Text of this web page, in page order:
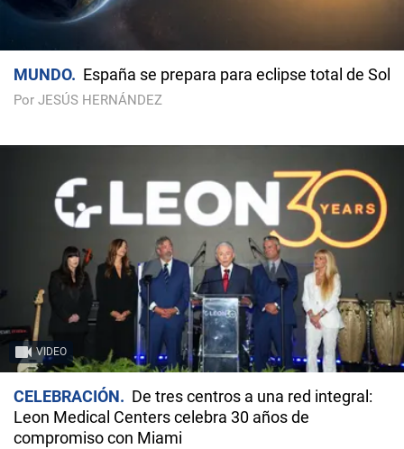
MUNDO España se prepara para eclipse total de Sol
Por JESÚS HERNÁNDEZ
VIDEO
CELEBRACIÓN
De tres centros a una red integral:
Leon Medical Centers celebra 30 años de
compromiso con Miami